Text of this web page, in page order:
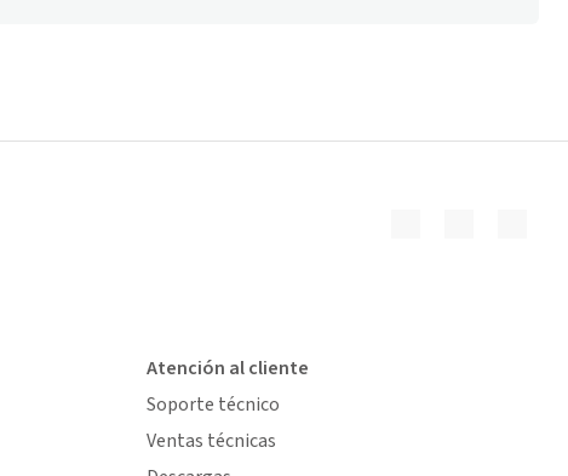
Atención al cliente
Soporte técnico
Ventas técnicas